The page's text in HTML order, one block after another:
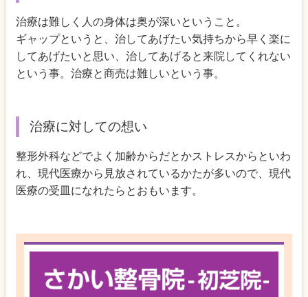
治療は難しく人の身体は奥が深いということ。
ギャップというと、治してあげたい気持ちから早く楽に
してあげたいと思い、治してあげると来院してくれない
という事。治療と商売は難しいという事。
治療に対しての想い
整形外科などでよく加齢からだとかストレスからといわ
れ、現代医療から見放されているかたが多いので、現代
医療の受皿になれたらとおもいます。